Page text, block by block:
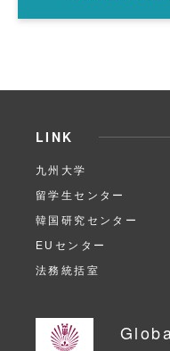
LINK
九州大学
留学生センター
韓国研究センター
EUセンター
法務統括室